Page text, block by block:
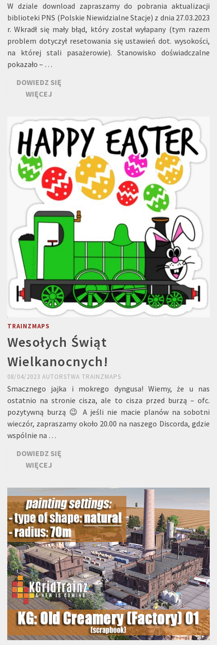
W dziale download zapraszamy do pobrania aktualizacji
biblioteki PNS (Polskie Niewidzialne Stacje) z dnia 27.03.2023
r. Wkradł się mały błąd, który został wyłapany (tym razem
problem dotyczył resetowania się ustawień dot. wysokości,
na której stali pasażerowie). Stanowisko doświadczalne
pokazało – …
DOWIEDZ SIĘ
WIĘCEJ
TRAINZMAPS
Wesołych Świąt
Wielkanocnych!
08/04/2023 AUTORSTWA TRAINZMAPS
Smacznego jajka i mokrego dyngusa! Wiemy, że u nas
ostatnio na stronie cisza, ale to cisza przed burzą – ofc.
pozytywną burzą 😉 A jeśli nie macie planów na sobotni
wieczór, zapraszamy około 20.00 na naszego Discorda, gdzie
wspólnie na …
DOWIEDZ SIĘ
WIĘCEJ